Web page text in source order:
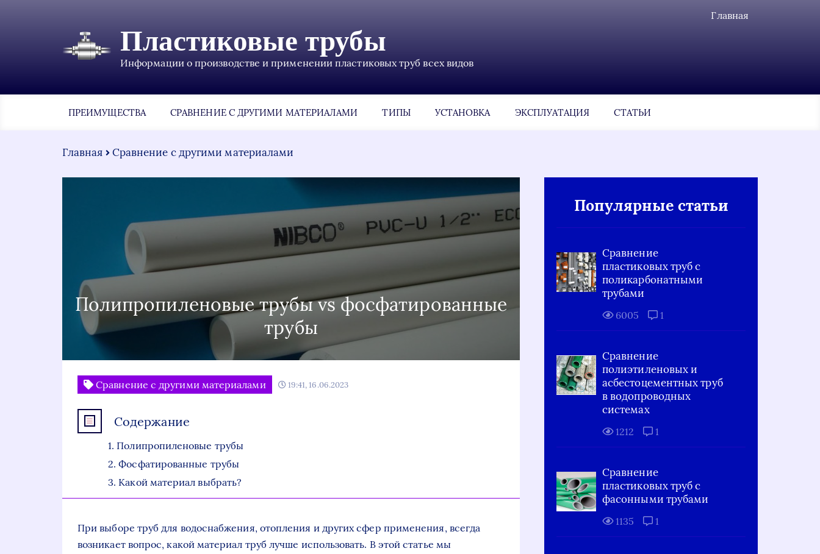
Главная
Пластиковые трубы
Информации о производстве и применении пластиковых труб всех видов
ПРЕИМУЩЕСТВА СРАВНЕНИЕ С ДРУГИМИ МАТЕРИАЛАМИ ТИПЫ УСТАНОВКА ЭКСПЛУАТАЦИЯ СТАТЬИ
Главная Сравнение с другими материалами
Полипропиленовые трубы vs фосфатированные
трубы
Сравнение с другими материалами 19:41, 16.06.2023
Содержание
Полипропиленовые трубы
Фосфатированные трубы
Какой материал выбрать?
При выборе труб для водоснабжения, отопления и других сфер применения, всегда
возникает вопрос, какой материал труб лучше использовать. В этой статье мы
Популярные статьи
Сравнение
пластиковых труб с
поликарбонатными
трубами
6005 1
Сравнение
полиэтиленовых и
асбестоцементных труб
в водопроводных
системах
1212 1
Сравнение
пластиковых труб с
фасонными трубами
1135 1